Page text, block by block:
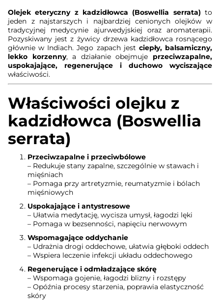
Olejek eteryczny z kadzidłowca (Boswellia serrata) to
jeden z najstarszych i najbardziej cenionych olejków w
tradycyjnej medycynie ajurwedyjskiej oraz aromaterapii.
Pozyskiwany jest z żywicy drzewa kadzidłowca rosnącego
głównie w Indiach. Jego zapach jest ciepły, balsamiczny,
lekko korzenny, a działanie obejmuje przeciwzapalne,
uspokajające, regenerujące i duchowo wyciszające
właściwości.
Właściwości olejku z
kadzidłowca (Boswellia
serrata)
Przeciwzapalne i przeciwbólowe
– Redukuje stany zapalne, szczególnie w stawach i
mięśniach
– Pomaga przy artretyzmie, reumatyzmie i bólach
mięśniowych
Uspokajające i antystresowe
– Ułatwia medytację, wycisza umysł, łagodzi lęki
– Pomaga w bezsenności, napięciu nerwowym
Wspomagające oddychanie
– Udrażnia drogi oddechowe, ułatwia głęboki oddech
– Wspiera leczenie infekcji układu oddechowego
Regenerujące i odmładzające skórę
– Wspomaga gojenie, łagodzi blizny i rozstępy
– Opóźnia procesy starzenia, poprawia elastyczność
skóry